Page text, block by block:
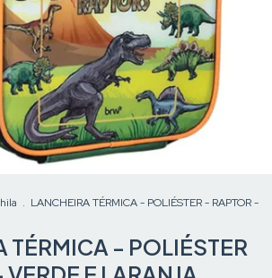
. LANCHEIRA TÉRMICA - POLIÉSTER - RAPTOR -
TÉRMICA - POLIÉSTER